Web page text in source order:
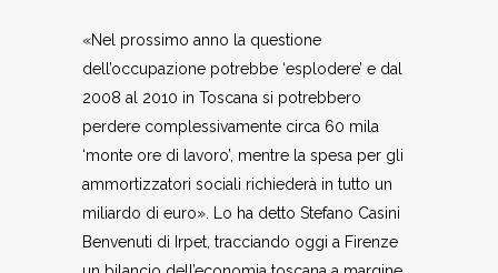
«Nel prossimo anno la questione
dell’occupazione potrebbe ‘esplodere’ e dal
2008 al 2010 in Toscana si potrebbero
perdere complessivamente circa 60 mila
‘monte ore di lavoro’, mentre la spesa per gli
ammortizzatori sociali richiederà in tutto un
miliardo di euro». Lo ha detto Stefano Casini
Benvenuti di Irpet, tracciando oggi a Firenze